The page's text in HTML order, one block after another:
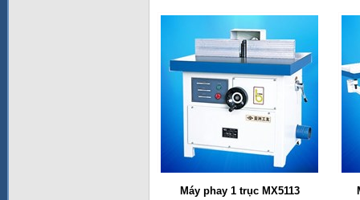
Máy phay 1 trục MX5113